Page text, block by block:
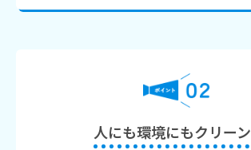
人にも環境にもクリー